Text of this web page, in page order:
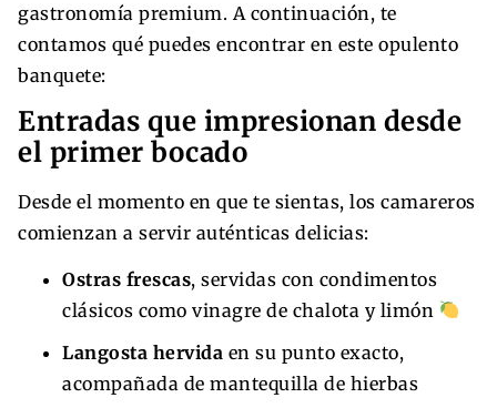
gastronomía premium. A continuación, te
contamos qué puedes encontrar en este opulento
banquete:
Entradas que impresionan desde
el primer bocado
Desde el momento en que te sientas, los camareros
comienzan a servir auténticas delicias:
Ostras frescas, servidas con condimentos
clásicos como vinagre de chalota y limón
Langosta hervida en su punto exacto,
acompañada de mantequilla de hierbas